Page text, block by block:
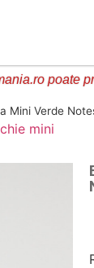
poate
Mini Verde
mini